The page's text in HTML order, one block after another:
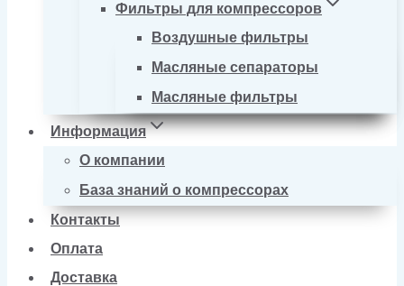
Фильтры для компрессоров
Воздушные фильтры
Масляные сепараторы
Масляные фильтры
Информация
О компании
База знаний о компрессорах
Контакты
Оплата
Доставка